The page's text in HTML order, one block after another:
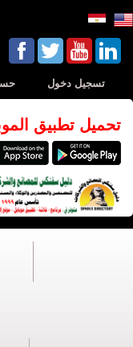
تسجيل دخول
تحميل تطبيق